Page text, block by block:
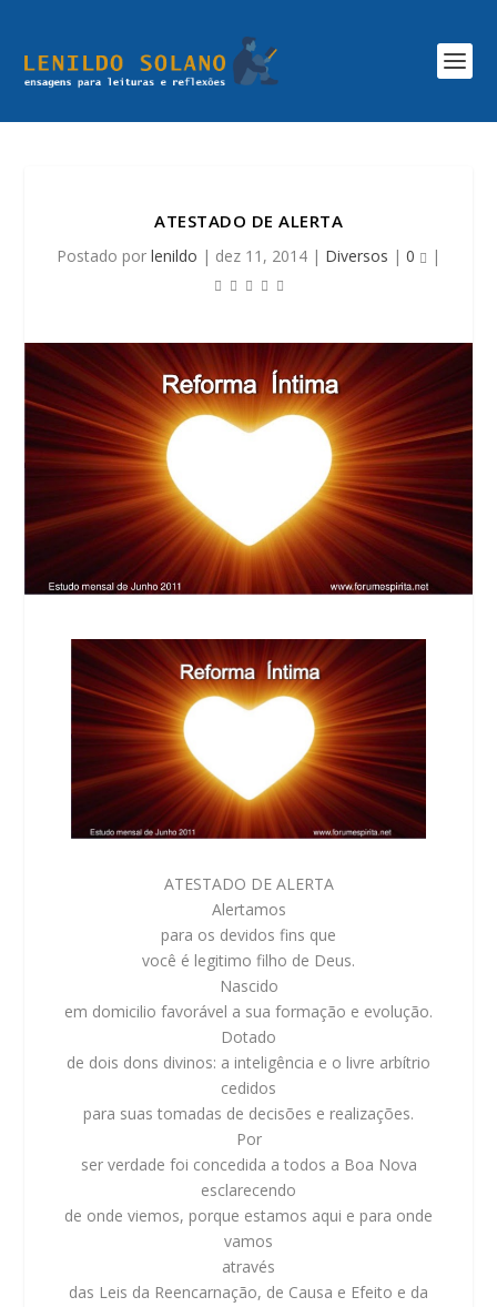
ATESTADO DE ALERTA
Postado por lenildo | dez 11, 2014 | Diversos | 0 |
ATESTADO DE ALERTA
Alertamos
para os devidos fins que
você é legitimo filho de Deus.
Nascido
em domicilio favorável a sua formação e evolução.
Dotado
de dois dons divinos: a inteligência e o livre arbítrio
cedidos
para suas tomadas de decisões e realizações.
Por
ser verdade foi concedida a todos a Boa Nova
esclarecendo
de onde viemos, porque estamos aqui e para onde
vamos
através
das Leis da Reencarnação, de Causa e Efeito e da